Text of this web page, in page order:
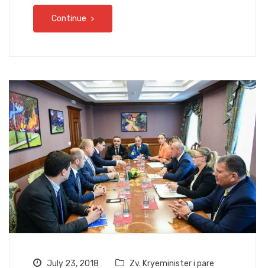
Continue
July 23, 2018 Zv. Kryeminister i pare